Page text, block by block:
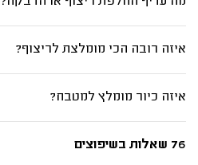
איזה רובה הכי מומלצת לריצוף?
איזה כיור מומלץ למטבח?
76 שאלות בשיפוצים